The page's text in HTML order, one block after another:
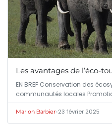
Les avantages de l’éco-
EN BREF Conservation des
communautés locales
Marion Barbier•23 février 2025